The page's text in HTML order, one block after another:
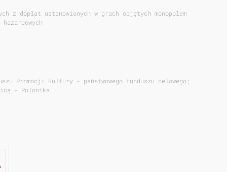
z dopłat ustanowionych w grach objętych monopolem
Promocji Kultury - państwowego funduszu celowego;
- Polonika